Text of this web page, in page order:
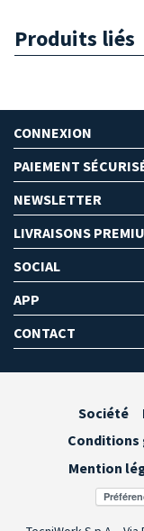
Produits liés
CONNEXION
PAIEMENT
NEWSLETTER
LIVRAISONS
SOCIAL
APP
CONTACT
Société
Conditions
Mention